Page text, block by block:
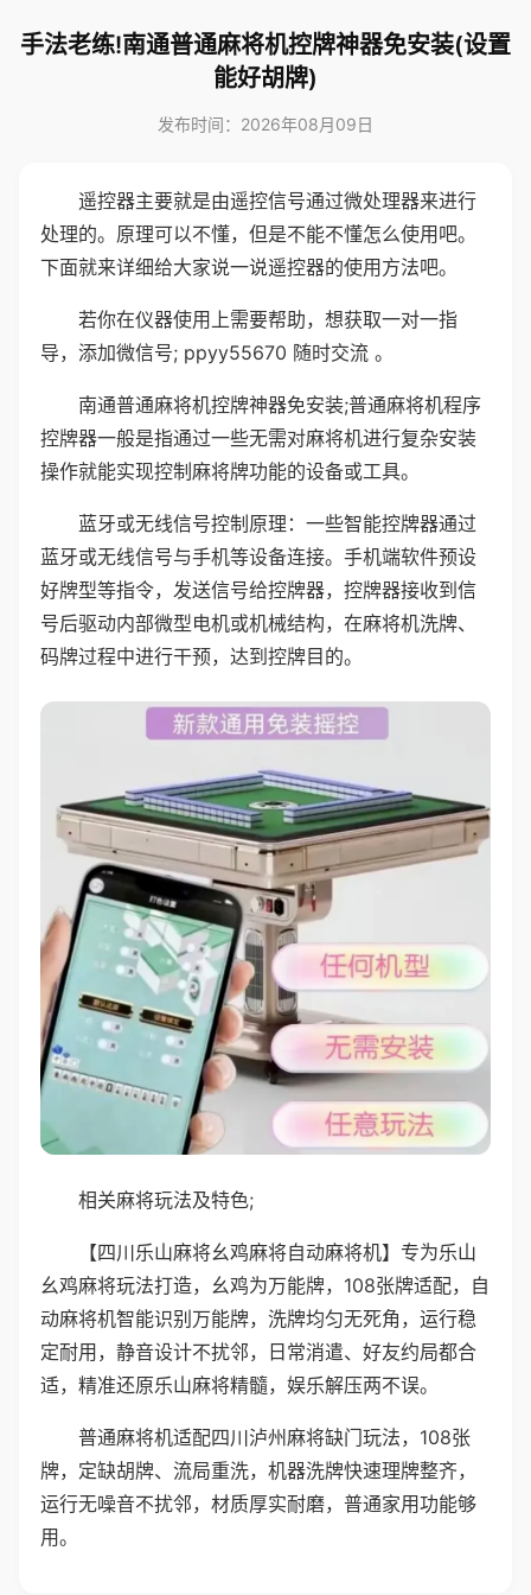
手法老练!南通普通麻将机控牌神器免安装(设置
能好胡牌)
发布时间：2026年08月09日
遥控器主要就是由遥控信号通过微处理器来进行
处理的。原理可以不懂，但是不能不懂怎么使用吧。
下面就来详细给大家说一说遥控器的使用方法吧。
若你在仪器使用上需要帮助，想获取一对一指
导，添加微信号; ppyy55670 随时交流 。
南通普通麻将机控牌神器免安装;普通麻将机程序
控牌器一般是指通过一些无需对麻将机进行复杂安装
操作就能实现控制麻将牌功能的设备或工具。
蓝牙或无线信号控制原理：一些智能控牌器通过
蓝牙或无线信号与手机等设备连接。手机端软件预设
好牌型等指令，发送信号给控牌器，控牌器接收到信
号后驱动内部微型电机或机械结构，在麻将机洗牌、
码牌过程中进行干预，达到控牌目的。
相关麻将玩法及特色;
【四川乐山麻将幺鸡麻将自动麻将机】专为乐山
幺鸡麻将玩法打造，幺鸡为万能牌，108张牌适配，自
动麻将机智能识别万能牌，洗牌均匀无死角，运行稳
定耐用，静音设计不扰邻，日常消遣、好友约局都合
适，精准还原乐山麻将精髓，娱乐解压两不误。
普通麻将机适配四川泸州麻将缺门玩法，108张
牌，定缺胡牌、流局重洗，机器洗牌快速理牌整齐，
运行无噪音不扰邻，材质厚实耐磨，普通家用功能够
用。